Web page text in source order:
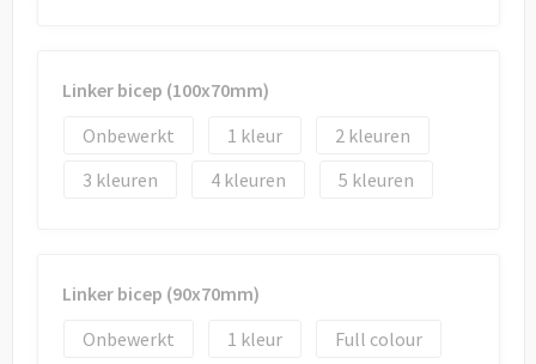
Linker bicep (100x70mm)
Onbewerkt
1
2
3
4 5
Linker bicep (90x70mm)
Onbewerkt
1 Full colour